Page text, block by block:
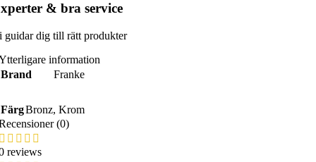
& bra service
guidar dig till rätt produkter
information
Brand
Franke
FärgBronz, Krom
(0)
reviews